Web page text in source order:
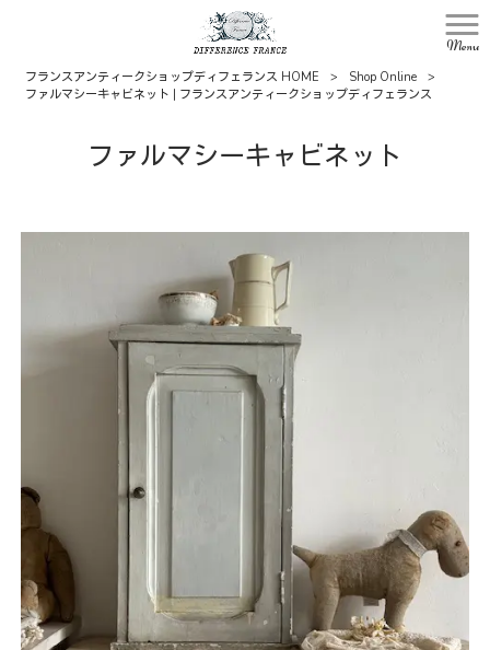
Menu
フランスアンティークショップディフェランス HOME > Shop Online
>
ファルマシーキャビネット | フランスアンティークショップディフェランス
ファルマシーキャビネット